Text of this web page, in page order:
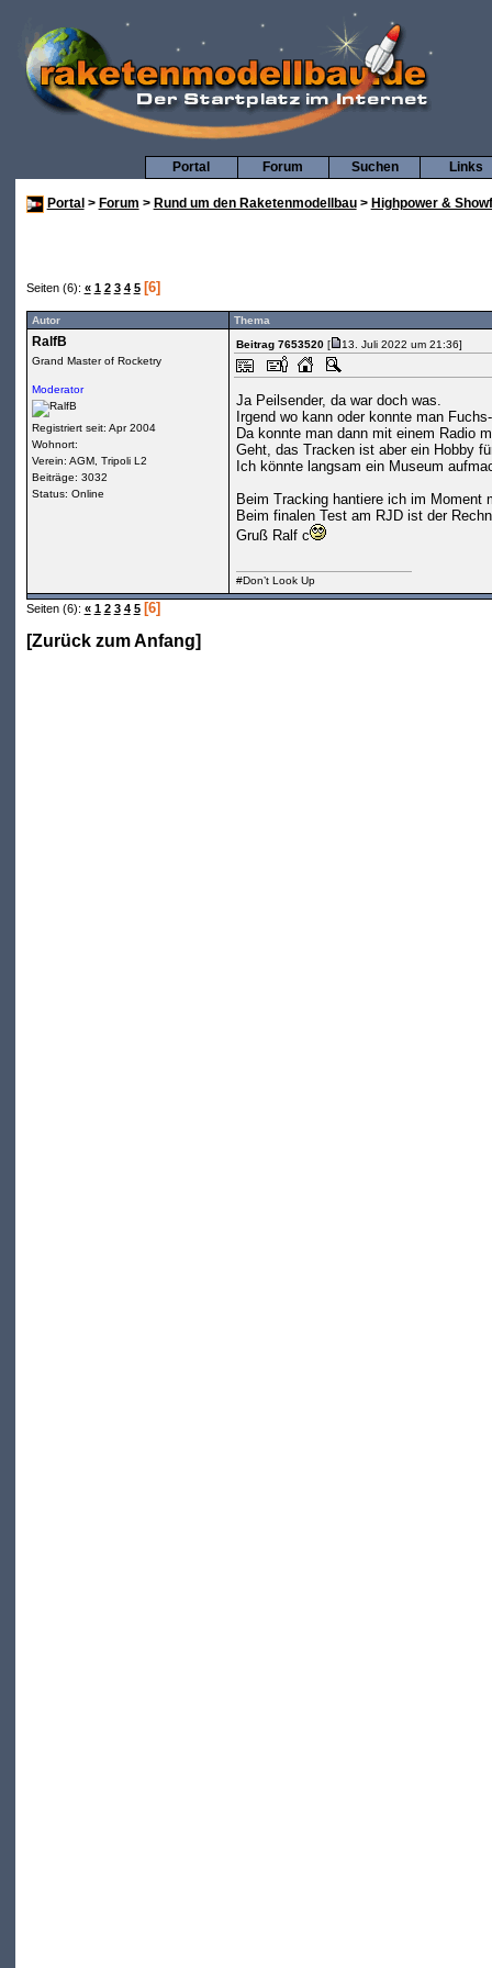
Links
Suchen
Forum
Portal
Portal > Forum > Rund um den Raketenmodellbau> Highpower &
Seiten (6): « 1 2 3 4 5 [6]
Autor Thema
RalfB
Grand Master of Rocketry
Moderator
Registriert seit: Apr 2004
Wohnort:
Verein: AGM, Tripoli L2
Beiträge: 3032
Status: Online
Beitrag 7653520[ 13. Juli 2022 um 21:36]
Ja Peilsender, da war doch was.
Irgend wo kann oder konnte man
Da konnte man dann mit einem Radio
Geht, das Tracken ist aber ein Hobby
Ich könnte langsam ein Museum
Beim Tracking hantiere ich im Moment
Beim finalen Test am RJD ist der
Gruß Ralf c
#Don’t Look Up
Seiten (6): « 1 2 3 4 5 [6]
[Zurück zum Anfang]